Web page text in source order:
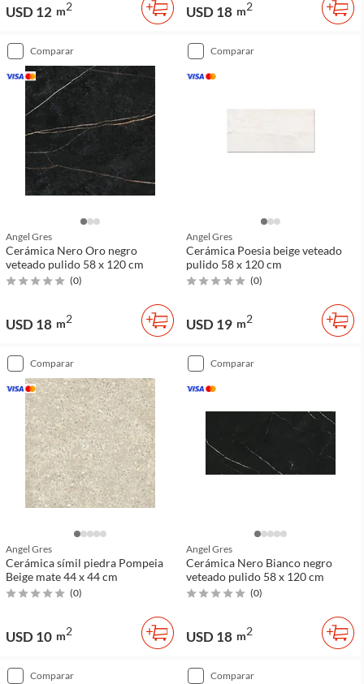
USD 12 m2 USD 18 m2
comparar
Angel Gres
Cerámica Nero Oro negro
veteado pulido 58 x 120 cm
(0)
USD 18 m2
comparar
Angel Gres
Cerámica Poesia beige veteado
pulido 58 x 120 cm
(0)
USD 19 m2
comparar
Angel Gres
Cerámica símil piedra Pompeia
Beige mate 44 x 44 cm
(0)
USD 10 m2
comparar
Angel Gres
Cerámica Nero Bianco negro
veteado pulido 58 x 120 cm
(0)
USD 18 m2
comparar comparar